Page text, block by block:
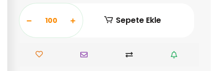
Sepete Ekle